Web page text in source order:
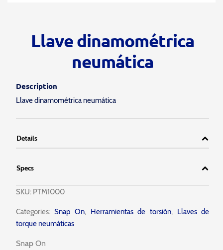
Llave dinamométrica
neumática
Description
Llave dinamométrica neumática
Details
Specs
SKU: PTM1000
Categories:Snap On, Herramientas de torsión, Llaves de
torque neumáticas
Snap On